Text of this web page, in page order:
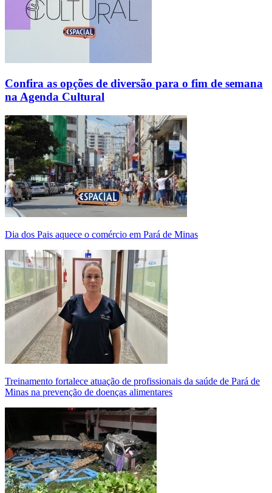
Confira as opções de diversão para o fim de semana
na Agenda Cultural
Dia dos Pais aquece o comércio em Pará de Minas
Treinamento fortalece atuação de profissionais da saúde de Pará de
Minas na prevenção de doenças alimentares